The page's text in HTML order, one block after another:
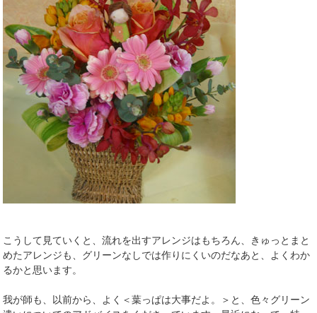
こうして見ていくと、流れを出すアレンジはもちろん、きゅっとまと
めたアレンジも、グリーンなしでは作りにくいのだなあと、よくわか
るかと思います。
我が師も、以前から、よく＜葉っぱは大事だよ。＞と、色々グリーン